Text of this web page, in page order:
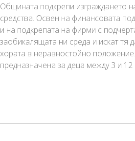
Общината подкрепи изграждането
средства. Освен на финансовата
и на подкрепата на фирми с
заобикалящата ни среда и искат тя
хората в неравностойно
предназначена за деца между 3 и 12